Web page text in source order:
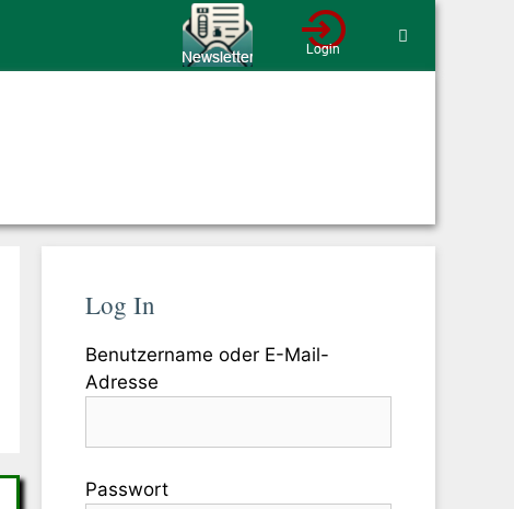
Log In
Benutzername oder E-Mail-
Adresse
Passwort